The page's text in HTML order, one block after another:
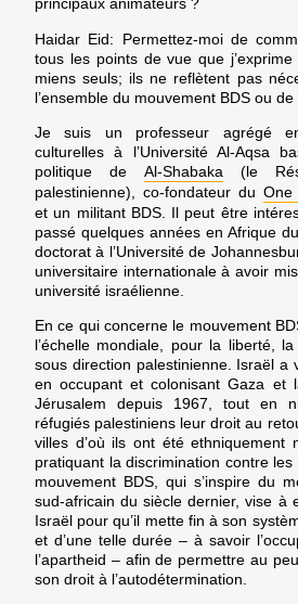
principaux animateurs ?
Haidar Eid: Permettez-moi de
tous les points de vue que
miens seuls; ils ne reflètent pas
l’ensemble du mouvement BDS ou
Je suis un professeur agrégé
culturelles à l’Université Al-Aqsa
politique de Al-Shabaka (le
palestinienne), co-fondateur du One
et un militant BDS. Il peut être
passé quelques années en Afrique
doctorat à l’Université de
universitaire internationale à avoir
université israélienne.
En ce qui concerne le mouvement
l’échelle mondiale, pour la liberté,
sous direction palestinienne. Israël a
en occupant et colonisant Gaza et
Jérusalem depuis 1967, tout en
réfugiés palestiniens leur droit au
villes d’où ils ont été ethniquement
pratiquant la discrimination contre
mouvement BDS, qui s’inspire du
sud-africain du siècle dernier, vise à
Israël pour qu’il mette fin à son
et d’une telle durée – à savoir
l’apartheid – afin de permettre au
son droit à l’autodétermination.